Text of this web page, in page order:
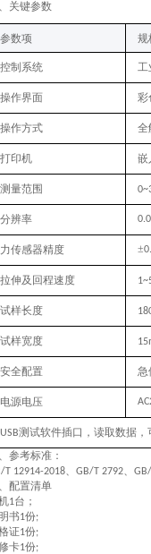
关键参数
‌参数项‌ 规
控制系统 工
操作界面 彩
操作方式 全
打印机 嵌
测量范围
分辨率
力传感器精度 ±
拉伸及回程速度
试样长度
试样宽度
安全配置 急
电源电压
USB测试软件插口，读取数据，
参考标准：
T 12914-2018、 GB/T 2792、
配置清单
1台；
书1份;
证1份;
卡1份;